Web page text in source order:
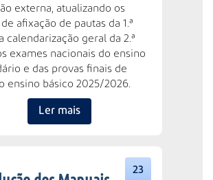
externa, atualizando os
afixação de pautas da 1.ª
calendarização geral da 2.ª
exames nacionais do ensino
e das provas finais de
ensino básico 2025/2026.
Ler mais
23